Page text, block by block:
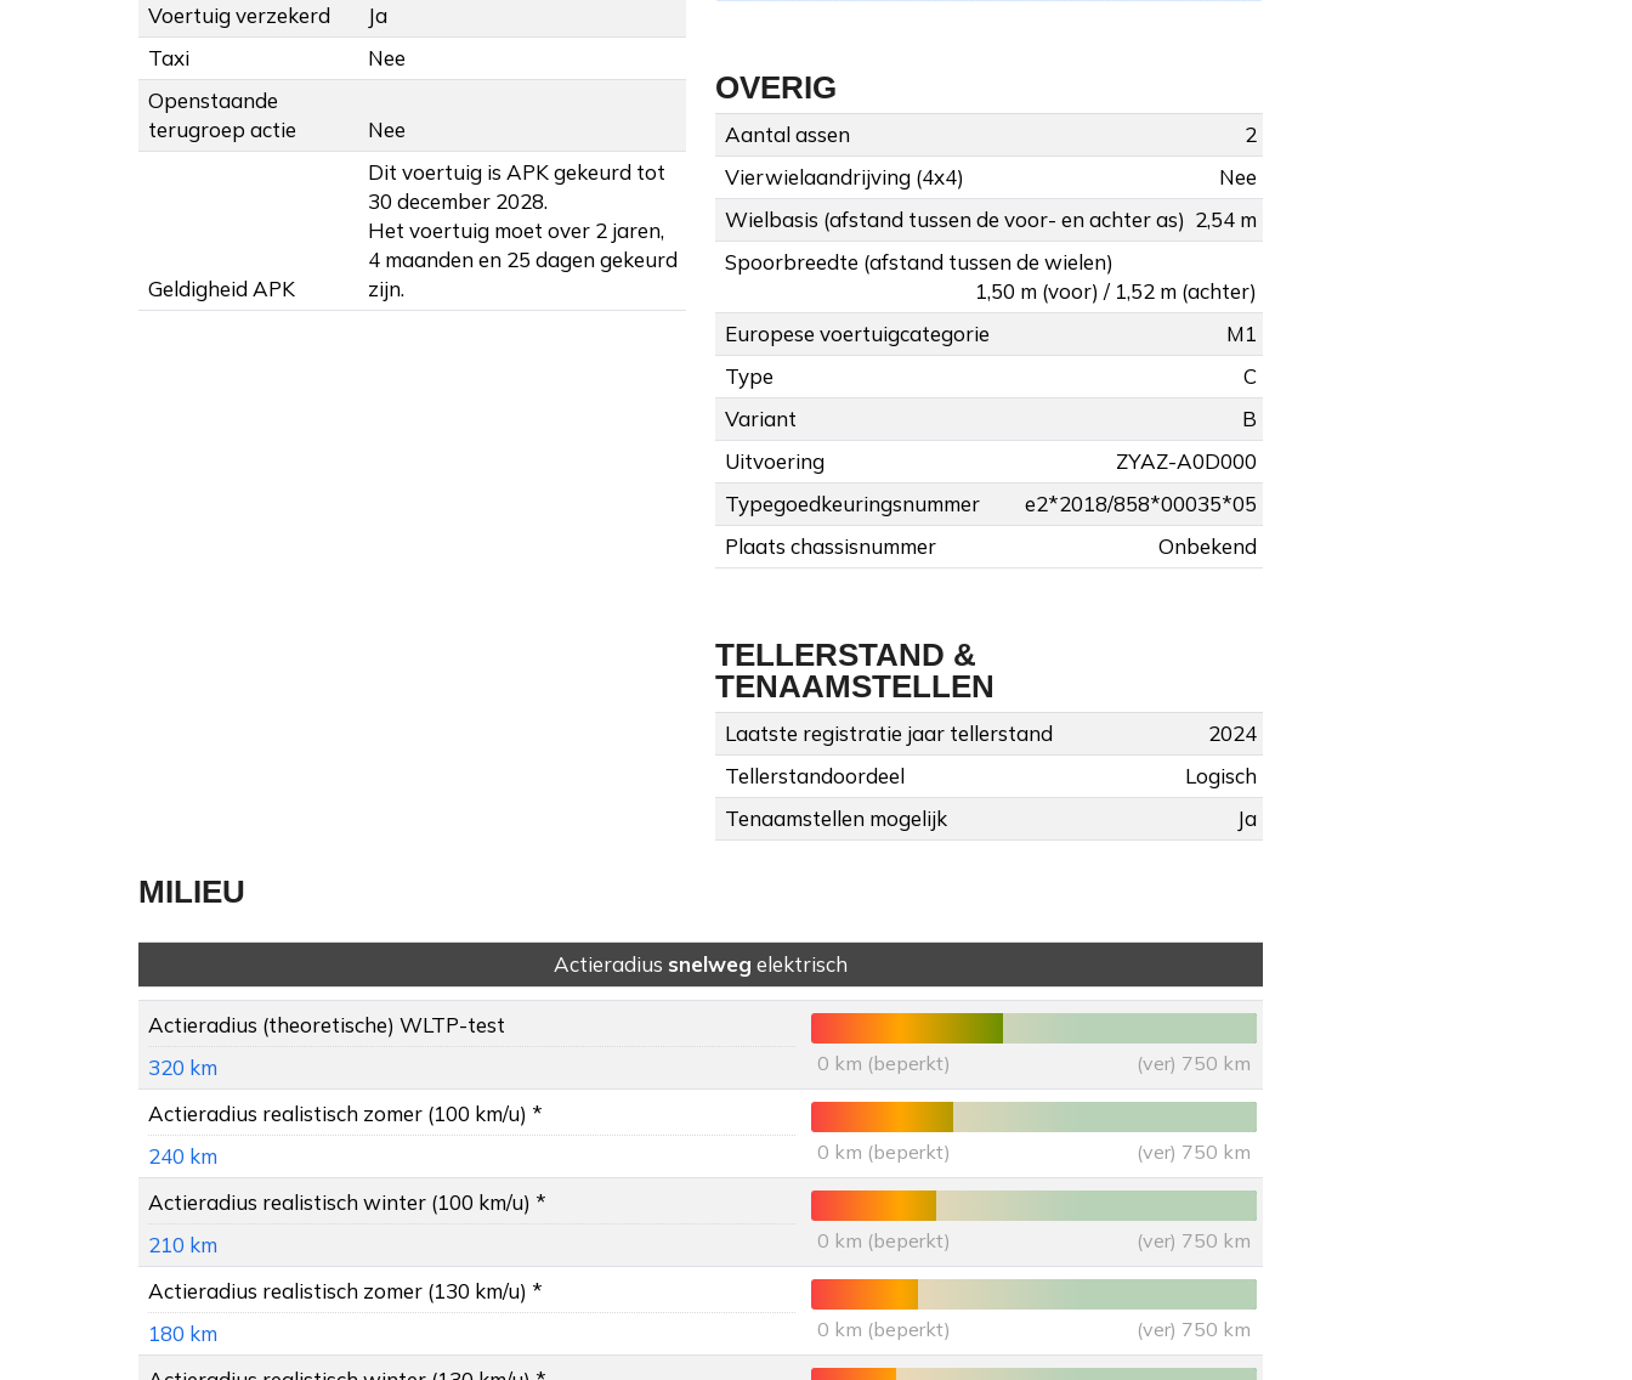
Voertuig verzekerd
Ja
Taxi
Nee
Openstaande
terugroep actie
Nee
Geldigheid APK
Dit voertuig is APK gekeurd tot
30 december 2028.
Het voertuig moet over 2 jaren,
4 maanden en 25 dagen gekeurd
zijn.
OVERIG
Aantal assen
2
Vierwielaandrijving (4x4)
Nee
Wielbasis (afstand tussen de voor- en achter as) 2,54 m
Spoorbreedte (afstand tussen de wielen)
1,50 m (voor) / 1,52 m (achter)
Europese voertuigcategorie
M1
Type
C
Variant
B
Uitvoering
ZYAZ-A0D000
Typegoedkeuringsnummer
e2*2018/858*00035*05
Plaats chassisnummer
Onbekend
TELLERSTAND &
TENAAMSTELLEN
Laatste registratie jaar tellerstand
2024
Tellerstandoordeel
Logisch
Tenaamstellen mogelijk
Ja
MILIEU
Actieradius snelweg elektrisch
Actieradius (theoretische) WLTP-test
320 km
0 km (beperkt) (ver) 750 km
Actieradius realistisch zomer (100 km/u) *
240 km
0 km (beperkt) (ver) 750 km
Actieradius realistisch winter (100 km/u) *
210 km
0 km (beperkt) (ver) 750 km
Actieradius realistisch zomer (130 km/u) *
180 km
0 km (beperkt) (ver) 750 km